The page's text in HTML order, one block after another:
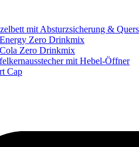
mit Absturzsicherung &
Energy Zero Drinkmix
Cola Zero Drinkmix
mit Hebel-Öffner
Cap